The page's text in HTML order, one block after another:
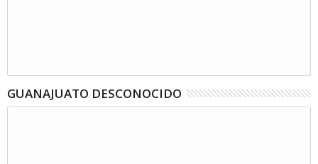
GUANAJUATO DESCONOCIDO